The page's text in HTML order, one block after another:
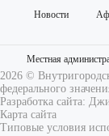
Новости
Местная
2026 ©
федерального
Разработка сайта:
Карта сайта
Типовые условия